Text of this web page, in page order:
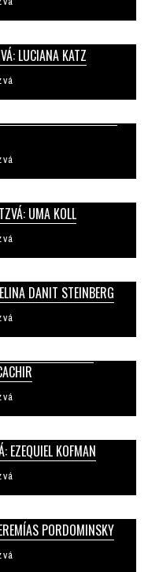
LUCIANA KATZ
UMA KOLL
DANIT STEINBERG
EZEQUIEL KOFMAN
PORDOMINSKY